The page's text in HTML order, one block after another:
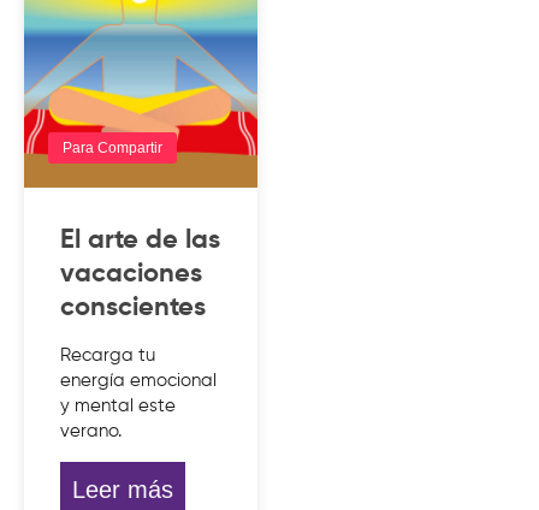
Para Compartir
El arte de las
vacaciones
conscientes
Recarga tu
energía emocional
y mental este
verano.
Leer más